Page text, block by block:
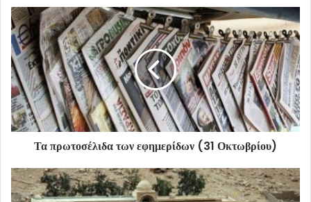
Τα πρωτοσέλιδα των εφημερίδων (31 Οκτωβρίου)